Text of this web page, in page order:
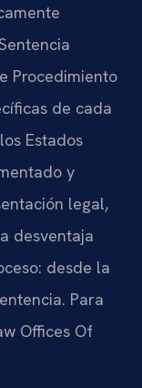
Procedimiento
de cada
Estados
y
legal,
desventaja
desde la
Para
Offices Of